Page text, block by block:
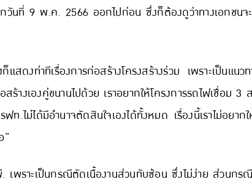
9 พ.ค. 2566 ออกไปก่อน ซึ่งก็ต้องดูว่าทางเอกชนจะมี
งท่าทีเรื่องการก่อสร้างโครงสร้างร่วม เพราะเป็นแนว
เองคู่ขนานไปด้วย เราอยากให้โครงการรถไฟเชื่อม 3
.ไม่ได้มีอำนาจตัดสินใจเองได้ทั้งหมด เรื่องนี้เราไม่อยา
”
าะเป็นกรณีตัดเนื้องานส่วนทับซ้อน ซึ่งไม่ง่าย ส่วนกรณี